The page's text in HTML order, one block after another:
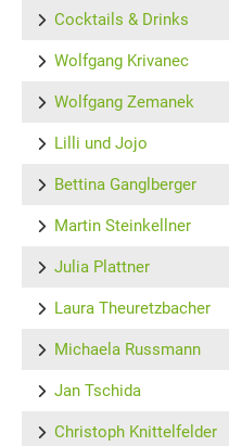
Cocktails & Drinks
Wolfgang Krivanec
Wolfgang Zemanek
Lilli und Jojo
Bettina Ganglberger
Martin Steinkellner
Julia Plattner
Laura Theuretzbacher
Michaela Russmann
Jan Tschida
Christoph Knittelfelder